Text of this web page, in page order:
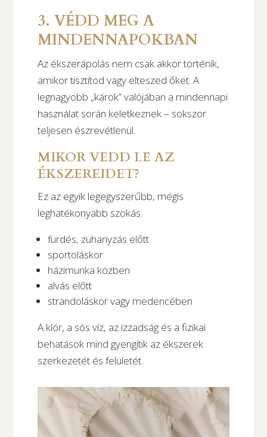
3. VÉDD MEG A
MINDENNAPOKBAN
Az ékszerápolás nem csak akkor történik,
amikor tisztítod vagy elteszed őket. A
legnagyobb „károk” valójában a mindennapi
használat során keletkeznek – sokszor
teljesen észrevétlenül.
MIKOR VEDD LE AZ
ÉKSZEREIDET?
Ez az egyik legegyszerűbb, mégis
leghatékonyabb szokás:
fürdés, zuhanyzás előtt
sportoláskor
házimunka közben
alvás előtt
strandoláskor vagy medencében
A klór, a sós víz, az izzadság és a fizikai
behatások mind gyengítik az ékszerek
szerkezetét és felületét.